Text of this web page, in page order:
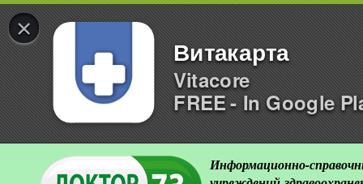
×
Витакарта
Vitacore
FREE - In Google
Информационно-